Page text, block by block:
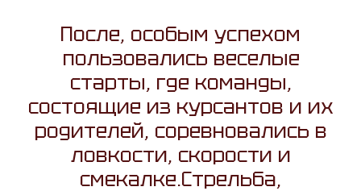
После, особым успехом
пользовались веселые
старты, где команды,
состоящие из курсантов и их
родителей, соревновались в
ловкости, скорости и
смекалке.Стрельба,